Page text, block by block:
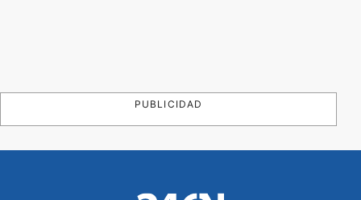
PUBLICIDAD